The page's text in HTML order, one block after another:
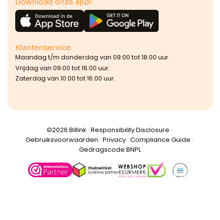
Klantenservice
Maandag t/m donderdag van 09:00 tot 18:00 uur.
Vrijdag van 09:00 tot 16:00 uur.
Zaterdag van 10:00 tot 16:00 uur.
©️2026 Billink · Responsibility Disclosure ·
Gebruiksvoorwaarden · Privacy· Compliance Guide ·
Gedragscode BNPL